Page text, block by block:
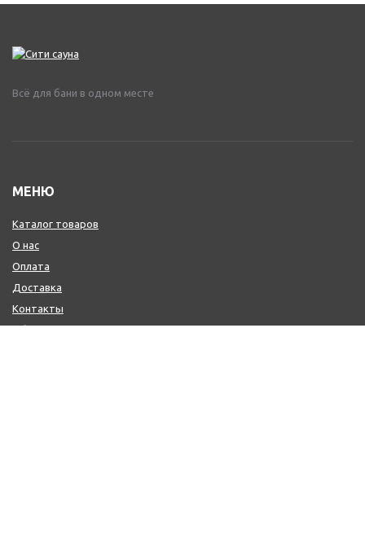
Всё для бани в одном месте
МЕНЮ
Каталог товаров
О нас
Оплата
Доставка
Контакты
Обмен и возврат